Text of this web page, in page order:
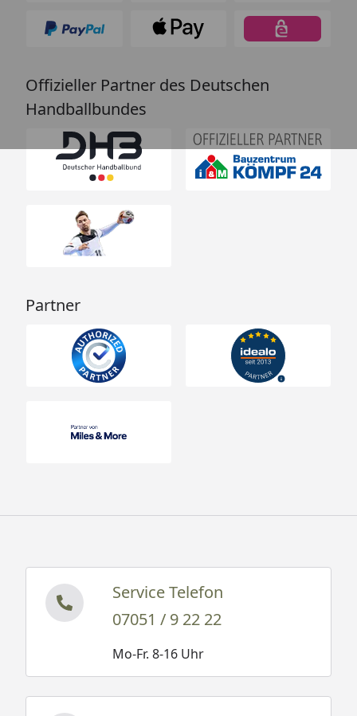
Offizieller Partner des Deutschen
Handballbundes
Partner
Service Telefon
07051 / 9 22 22
Mo-Fr. 8-16 Uhr